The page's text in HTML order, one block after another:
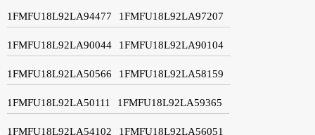
1FMFU18L92LA94477 1FMFU18L92LA97207
1FMFU18L92LA90044 1FMFU18L92LA90104
1FMFU18L92LA50566 1FMFU18L92LA58159
1FMFU18L92LA50111 1FMFU18L92LA59365
1FMFU18L92LA54102 1FMFU18L92LA56051